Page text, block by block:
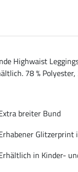
Highwaist
78 % Polyester,
breiter Bund
Glitzerprint
in Kinder-